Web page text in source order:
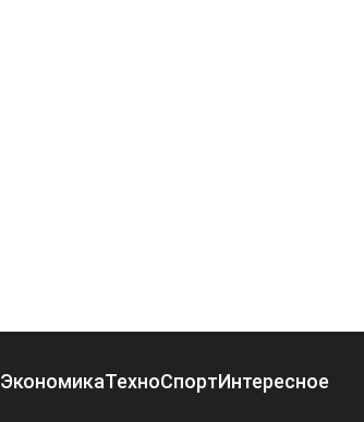
ЭкономикаТехноСпортИнтересное